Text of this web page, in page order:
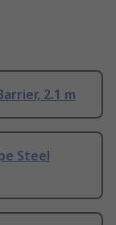
2.1 m
Steel